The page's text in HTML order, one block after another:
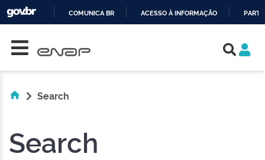
COMUNICA BR ACESSO À INFORMAÇÃO
Search
Search